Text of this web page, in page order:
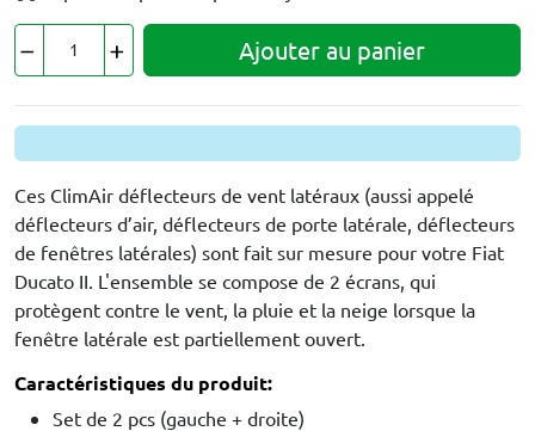
Ajouter au panier
Ces ClimAir déflecteurs de vent latéraux (aussi appelé
déflecteurs d’air, déflecteurs de porte latérale, déflecteurs
de fenêtres latérales) sont fait sur mesure pour votre Fiat
Ducato II. L'ensemble se compose de 2 écrans, qui
protègent contre le vent, la pluie et la neige lorsque la
fenêtre latérale est partiellement ouvert.
Caractéristiques du produit:
Set de 2 pcs (gauche + droite)